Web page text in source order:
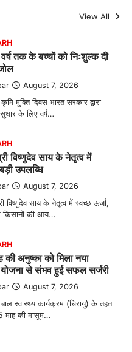
View All
के नगरी…
तक के बच्चों को निःशुल्क दी
August 7, 2026
मुक्ति दिवस भारत सरकार द्वारा
के लिए वर्ष…
विष्णुदेव साय के नेतृत्व में
उपलब्धि
August 7, 2026
विष्णुदेव साय के नेतृत्व में स्वच्छ ऊर्जा,
किसानों की आय…
की अनुष्का को मिला नया
योजना से संभव हुई सफल सर्जरी
August 7, 2026
बाल स्वास्थ्य कार्यक्रम (चिरायु) के तहत
माह की मासूम…